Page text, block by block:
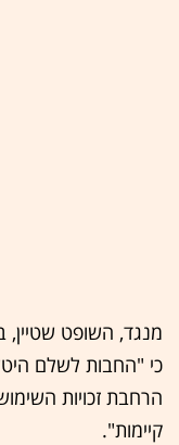
מנגד, השופט שטיין,
כי "החבות לשלם
הרחבת זכויות
קיימות".